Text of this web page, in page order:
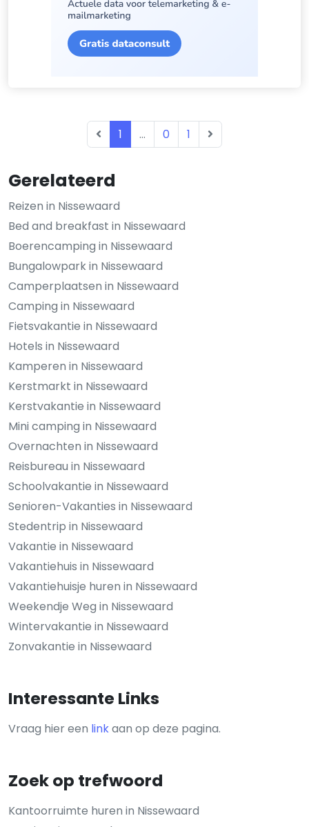
Gerelateerd
Reizen in Nissewaard
Bed and breakfast in Nissewaard
Boerencamping in Nissewaard
Bungalowpark in Nissewaard
Camperplaatsen in Nissewaard
Camping in Nissewaard
Fietsvakantie in Nissewaard
Hotels in Nissewaard
Kamperen in Nissewaard
Kerstmarkt in Nissewaard
Kerstvakantie in Nissewaard
Mini camping in Nissewaard
Overnachten in Nissewaard
Reisbureau in Nissewaard
Schoolvakantie in Nissewaard
Senioren-Vakanties in Nissewaard
Stedentrip in Nissewaard
Vakantie in Nissewaard
Vakantiehuis in Nissewaard
Vakantiehuisje huren in Nissewaard
Weekendje Weg in Nissewaard
Wintervakantie in Nissewaard
Zonvakantie in Nissewaard
Interessante Links
Vraag hier een linkaan op deze pagina.
Zoek op trefwoord
Kantoorruimte huren in Nissewaard
1 ... 0 1